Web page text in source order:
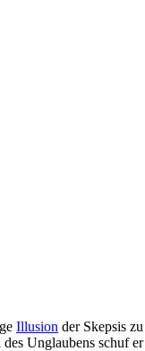
Illusion der Skepsis
Unglaubens schuf